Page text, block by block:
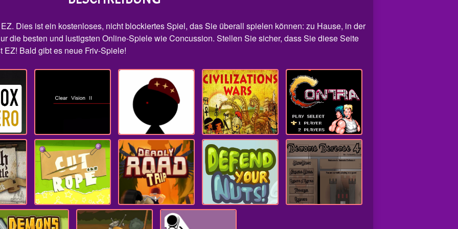
Dies ist ein kostenloses, nicht blockiertes Spiel, das Sie überall spielen können: zu Hause, in der
die besten und lustigsten Online-Spiele wie Concussion​. Stellen Sie sicher, dass Sie diese Seite
Bald gibt es neue Friv-Spiele!